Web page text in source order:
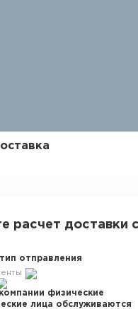
расчет доставки
отправления
физические
лица обслуживаются